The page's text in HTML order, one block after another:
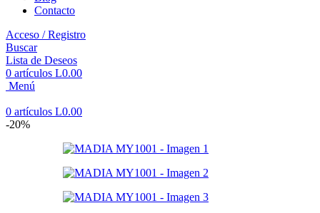
Contacto
Acceso / Registro
Buscar
Lista de Deseos
0 artículos L0.00
Menú
0 artículos L0.00
-20%